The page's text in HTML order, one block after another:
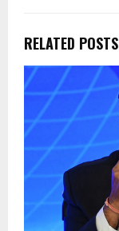
RELATED POSTS